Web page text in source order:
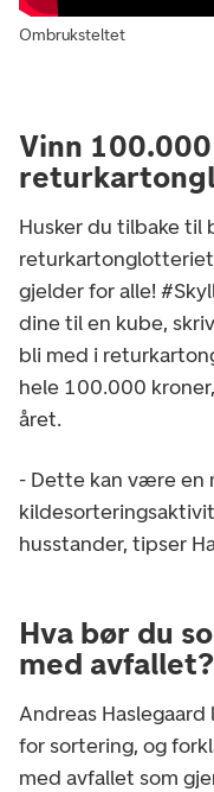
Ombruksteltet
Vinn
Husker du tilbake til
gjelder for alle!
dine til en kube,
bli med i
hele 100.000
året.
- Dette kan være en
husstander, tipser
Hva bør du
med avfallet?
Andreas
for sortering, og
med avfallet som